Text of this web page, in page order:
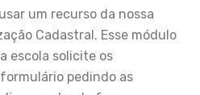
um recurso da nossa
Cadastral. Esse módulo
escola solicite os
pedindo as